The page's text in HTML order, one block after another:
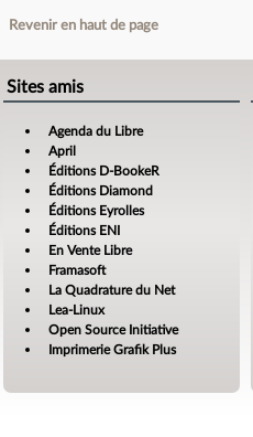
Revenir en haut de page
Sites amis
Agenda du Libre
April
Éditions D-BookeR
Éditions Diamond
Éditions Eyrolles
Éditions ENI
En Vente Libre
Framasoft
La Quadrature du Net
Lea-Linux
Open Source Initiative
Imprimerie Grafik Plus